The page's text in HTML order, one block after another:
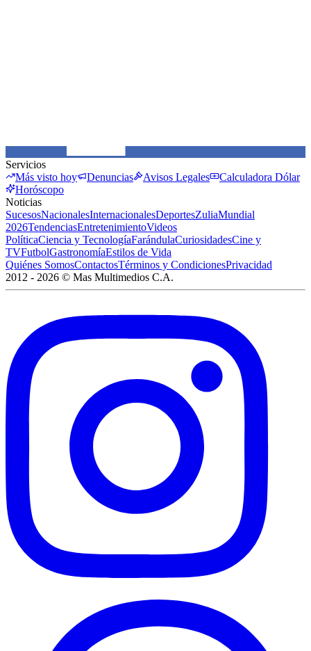
Servicios
Más visto hoy
Denuncias Avisos Legales
Calculadora Dólar
Horóscopo
Noticias
SucesosNacionalesInternacionalesDeportesZuliaMundial
2026TendenciasEntretenimientoVideos
PolíticaCiencia y TecnologíaFarándulaCuriosidadesCine y
TVFutbolGastronomíaEstilos de Vida
Quiénes SomosContactosTérminos y CondicionesPrivacidad
2012 - 2026 © Mas Multimedios C.A.